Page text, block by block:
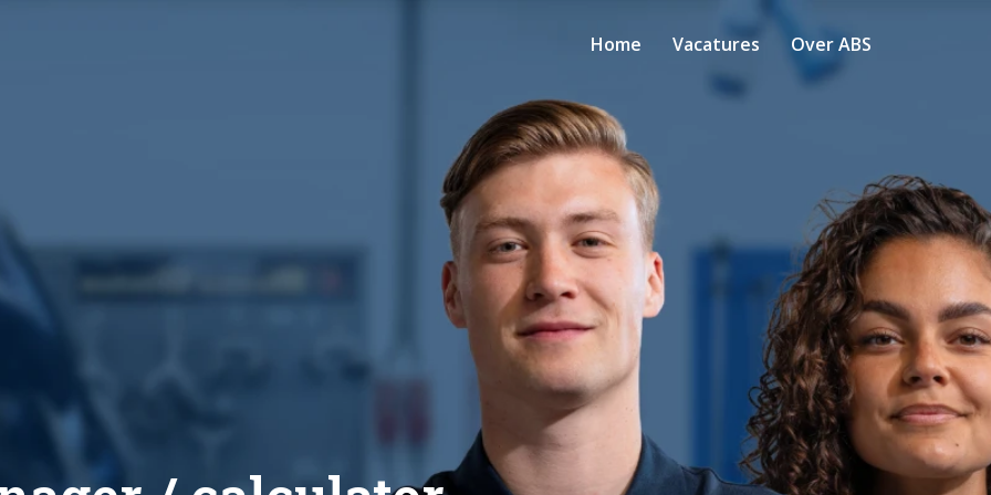
Home Vacatures Over ABS